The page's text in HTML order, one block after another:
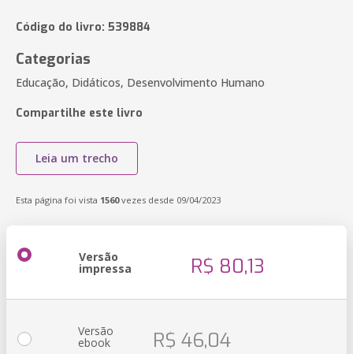
Código do livro: 539884
Categorias
Educação, Didáticos, Desenvolvimento Humano
Compartilhe este livro
Leia um trecho
Esta página foi vista 1560vezes desde 09/04/2023
Versão
impressa R$ 80,13
Versão
ebook R$ 46,04